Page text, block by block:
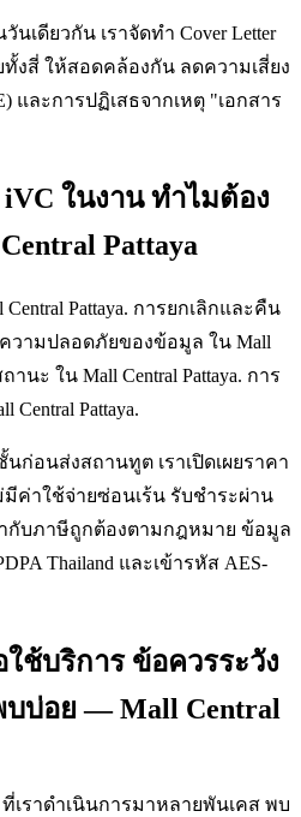
นเดียวกัน เราจัดทำ Cover Letter
ทั้งสี่ ให้สอดคล้องกัน ลดความเสี่ยง
และการปฏิเสธจากเหตุ "เอกสาร
ในงาน ทำไมต้อง
Pattaya
Pattaya. การยกเลิกและคืน
ความปลอดภัยของข้อมูล ใน Mall
านะ ใน Mall Central Pattaya. การ
Pattaya.
ก่อนส่งสถานทูต เราเปิดเผยราคา
มีค่าใช้จ่ายซ่อนเร้น รับชำระผ่าน
กับภาษีถูกต้องตามกฎหมาย ข้อมูล
Thailand และเข้ารหัส AES-
ช้บริการ ข้อควรระวัง
บ่อย — Mall Central
ที่เราดำเนินการมาหลายพันเคส พบ